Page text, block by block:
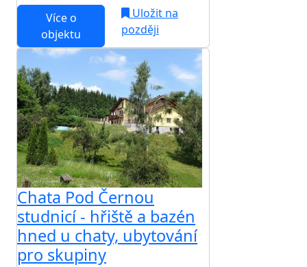
Více o
objektu
Uložit na
později
Chata Pod Černou
studnicí - hřiště a bazén
hned u chaty, ubytování
pro skupiny